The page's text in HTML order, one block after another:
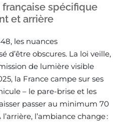
spécifique
et arrière
les nuances
d’être obscures. La loi veille,
de lumière visible
la France campe sur ses
– le pare-brise et les
passer au minimum 70
l’ambiance change :